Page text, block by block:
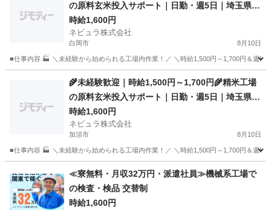
の原料玄米投入サポート｜日勤・週5日｜埼玉県久
喜市【136751】
時給1,600円
ネビュラ株式会社
白岡市 8月10日
■仕事内容 🏭 ＼未経験から始められる工場内作業！／ ＼時給1,500円～1,700円＆週5
軽作業 郵便番号
🌾未経験歓迎｜時給1,500円～1,700円🌾精米工場
の原料玄米投入サポート｜日勤・週5日｜埼玉県久
喜市【136751】
時給1,600円
ネビュラ株式会社
加須市 8月10日
■仕事内容 🏭 ＼未経験から始められる工場内作業！／ ＼時給1,500円～1,700円＆週5
軽作業 郵便番号
≪寮無料・月収32万円・派遣社員≫機械系工場で
の検査・検品 交替制
時給1,600円